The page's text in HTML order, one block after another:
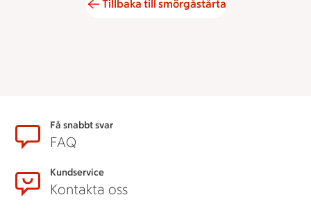
Tillbaka till smörgåstårta
SidfotFå snabbt svar
FAQ
Kundservice
Kontakta oss